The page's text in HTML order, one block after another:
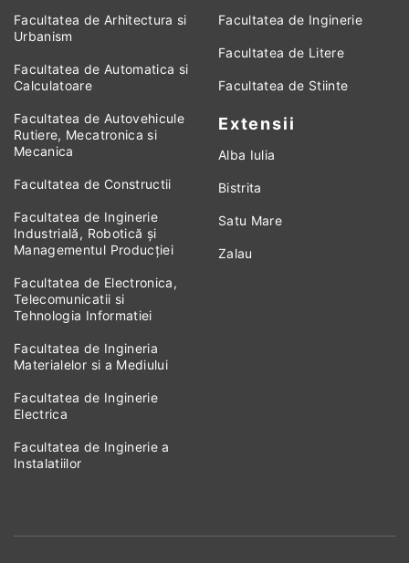
Facultatea de Arhitectura si
Urbanism
Facultatea de Automatica si
Calculatoare
Facultatea de Autovehicule
Rutiere, Mecatronica si
Mecanica
Facultatea de Constructii
Facultatea de Inginerie
Industrială, Robotică și
Managementul Producției
Facultatea de Electronica,
Telecomunicatii si
Tehnologia Informatiei
Facultatea de Ingineria
Materialelor si a Mediului
Facultatea de Inginerie
Electrica
Facultatea de Inginerie a
Instalatiilor
Facultatea de Inginerie
Facultatea de Litere
Facultatea de Stiinte
Extensii
Alba Iulia
Bistrita
Satu Mare
Zalau